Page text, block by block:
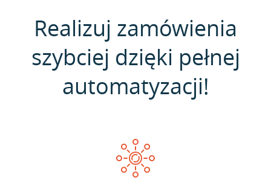
Realizuj zamówienia
szybciej dzięki pełnej
automatyzacji!